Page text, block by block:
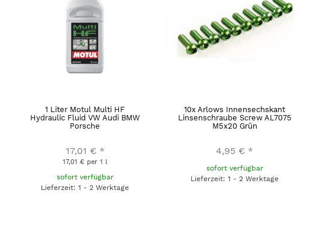
1 Liter Motul Multi HF
Hydraulic Fluid VW Audi BMW
Porsche
17,01 € *
17,01 € per 1 l
sofort verfügbar
Lieferzeit: 1 - 2 Werktage
10x Arlows Innensechskant
Linsenschraube Screw AL7075
M5x20 Grün
4,95 € *
sofort verfügbar
Lieferzeit: 1 - 2 Werktage